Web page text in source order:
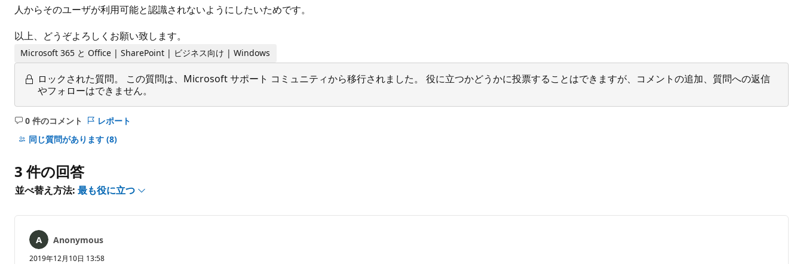
人からそのユーザが利用可能と認識されないようにしたいためです。
以上、どうぞよろしくお願い致します。
Microsoft 365 と Office | SharePoint | ビジネス向け | Windows
ロックされた質問。
この質問は、Microsoft サポート コミュニティから移行されました。 役に立つかどうかに投票することはできますが、コメントの追加、質問への返信
やフォローはできません。
0 件のコメント
コ
メ
は
あ
ま
ん
レポート
同じ質問があります (8)
3 件の回答
並べ替え方法: 最も役に立つ
Anonymous
2019年12月10日 13:58